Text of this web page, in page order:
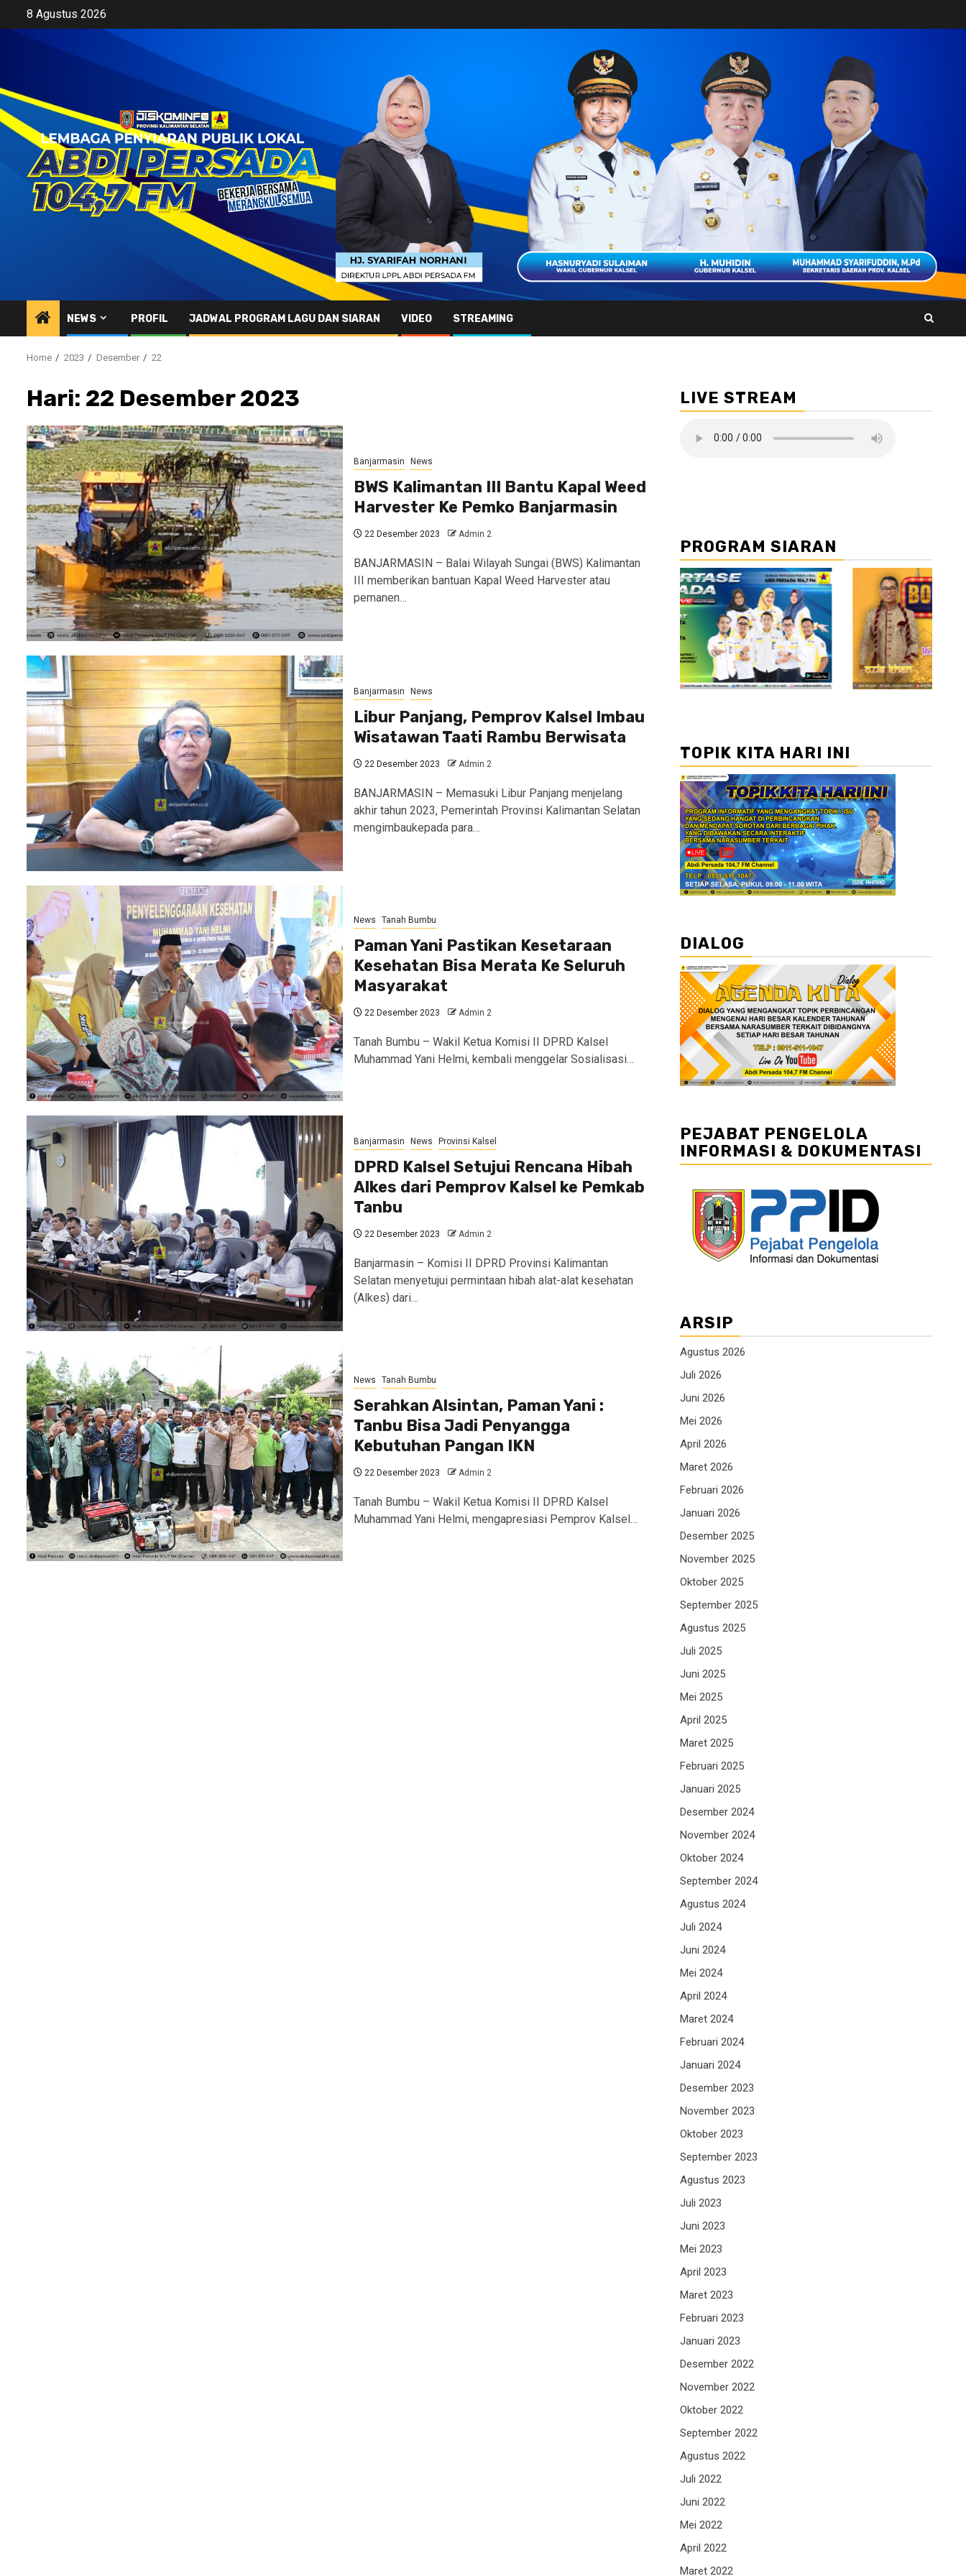
content
8 Agustus 2026
NEWS PROFIL JADWAL PROGRAM LAGU DAN SIARAN VIDEO STREAMING
Home 2023 Desember 22
Hari: 22 Desember 2023
Banjarmasin News
BWS Kalimantan III Bantu Kapal Weed
Harvester Ke Pemko Banjarmasin
22 Desember 2023 Admin 2
BANJARMASIN – Balai Wilayah Sungai (BWS) Kalimantan
III memberikan bantuan Kapal Weed Harvester atau
pemanen…
Banjarmasin News
Libur Panjang, Pemprov Kalsel Imbau
Wisatawan Taati Rambu Berwisata
22 Desember 2023 Admin 2
BANJARMASIN – Memasuki Libur Panjang menjelang
akhir tahun 2023, Pemerintah Provinsi Kalimantan Selatan
mengimbaukepada para…
News Tanah Bumbu
Paman Yani Pastikan Kesetaraan
Kesehatan Bisa Merata Ke Seluruh
Masyarakat
22 Desember 2023 Admin 2
Tanah Bumbu – Wakil Ketua Komisi II DPRD Kalsel
Muhammad Yani Helmi, kembali menggelar Sosialisasi…
Banjarmasin News Provinsi Kalsel
DPRD Kalsel Setujui Rencana Hibah
Alkes dari Pemprov Kalsel ke Pemkab
Tanbu
22 Desember 2023 Admin 2
Banjarmasin – Komisi II DPRD Provinsi Kalimantan
Selatan menyetujui permintaan hibah alat-alat kesehatan
(Alkes) dari…
News Tanah Bumbu
Serahkan Alsintan, Paman Yani :
Tanbu Bisa Jadi Penyangga
Kebutuhan Pangan IKN
22 Desember 2023 Admin 2
Tanah Bumbu – Wakil Ketua Komisi II DPRD Kalsel
Muhammad Yani Helmi, mengapresiasi Pemprov Kalsel…
LIVE STREAM
PROGRAM SIARAN
//2
TOPIK KITA HARI INI
DIALOG
PEJABAT PENGELOLA
INFORMASI & DOKUMENTASI
ARSIP
Agustus 2026
Juli 2026
Juni 2026
Mei 2026
April 2026
Maret 2026
Februari 2026
Januari 2026
Desember 2025
November 2025
Oktober 2025
September 2025
Agustus 2025
Juli 2025
Juni 2025
Mei 2025
April 2025
Maret 2025
Februari 2025
Januari 2025
Desember 2024
November 2024
Oktober 2024
September 2024
Agustus 2024
Juli 2024
Juni 2024
Mei 2024
April 2024
Maret 2024
Februari 2024
Januari 2024
Desember 2023
November 2023
Oktober 2023
September 2023
Agustus 2023
Juli 2023
Juni 2023
Mei 2023
April 2023
Maret 2023
Februari 2023
Januari 2023
Desember 2022
November 2022
Oktober 2022
September 2022
Agustus 2022
Juli 2022
Juni 2022
Mei 2022
April 2022
Maret 2022